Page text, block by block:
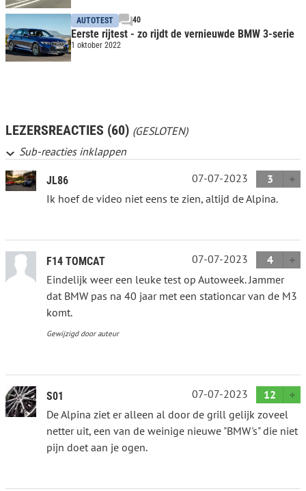
AUTOTEST 40
Eerste rijtest - zo rijdt de vernieuwde BMW 3-serie
1 oktober 2022
LEZERSREACTIES (60) (GESLOTEN)
Sub-reacties inklappen
JL86 07-07-2023
3
Ik hoef de video niet eens te zien, altijd de Alpina.
F14 TOMCAT 07-07-2023
4
Eindelijk weer een leuke test op Autoweek. Jammer
dat BMW pas na 40 jaar met een stationcar van de M3
komt.
Gewijzigd door auteur
S01 07-07-2023
12
De Alpina ziet er alleen al door de grill gelijk zoveel
netter uit, een van de weinige nieuwe "BMW's" die niet
pijn doet aan je ogen.